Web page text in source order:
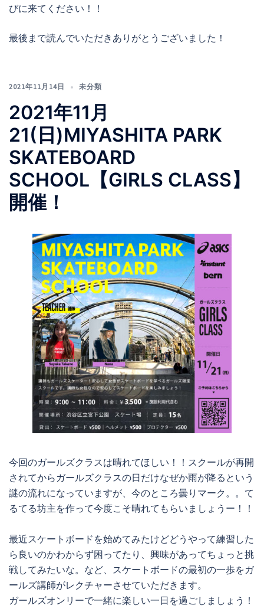
びに来てください！！
最後まで読んでいただきありがとうございました！
2021年11月14日 未分類
2021年11月
21(日)MIYASHITA PARK
SKATEBOARD
SCHOOL【GIRLS CLASS】
開催！
今回のガールズクラスは晴れてほしい！！スクールが再開
されてからガールズクラスの日だけなぜか雨が降るという
謎の流れになっていますが、今のところ曇りマーク。。て
るてる坊主を作って今度こそ晴れてもらいましょうー！！
最近スケートボードを始めてみたけどどうやって練習した
ら良いのかわからず困ってたり、興味があってちょっと挑
戦してみたいな。など、スケートボードの最初の一歩をガ
ールズ講師がレクチャーさせていただきます。
ガールズオンリーで一緒に楽しい一日を過ごしましょう！